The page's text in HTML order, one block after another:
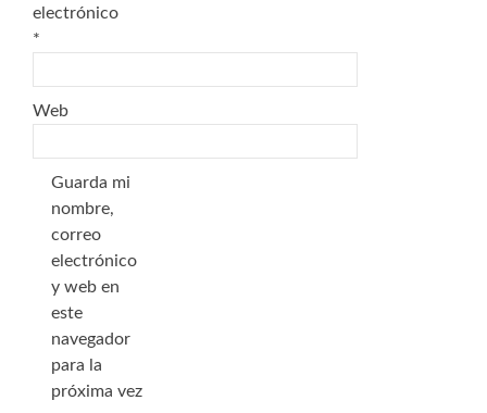
electrónico
*
Web
Guarda mi
nombre,
correo
electrónico
y web en
este
navegador
para la
próxima vez